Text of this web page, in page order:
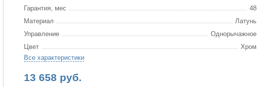
Гарантия, мес
48
Материал
Латунь
Управление
Однорычажное
Цвет
Хром
Все характеристики
13 658 руб.